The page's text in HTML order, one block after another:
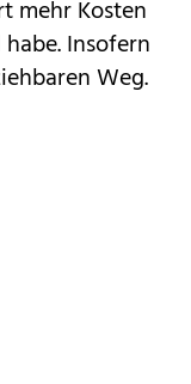
mehr Kosten
Insofern
Weg.